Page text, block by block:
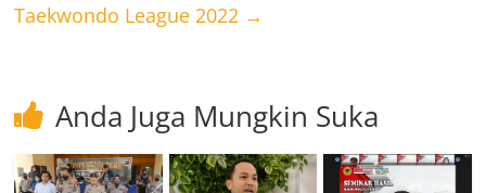
Taekwondo League 2022 →
Anda Juga Mungkin Suka